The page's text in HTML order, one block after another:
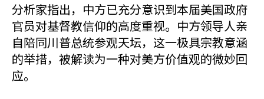
分析家指出，中方已充分意识到本届美国政府
官员对基督教信仰的高度重视。中方领导人亲
自陪同川普总统参观天坛，这一极具宗教意涵
的举措，被解读为一种对美方价值观的微妙回
应。